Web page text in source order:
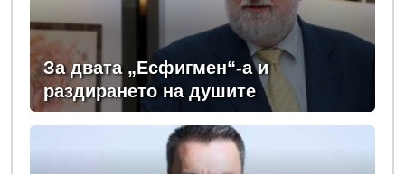
За двата „Есфигмен“-а и
раздирането на душите